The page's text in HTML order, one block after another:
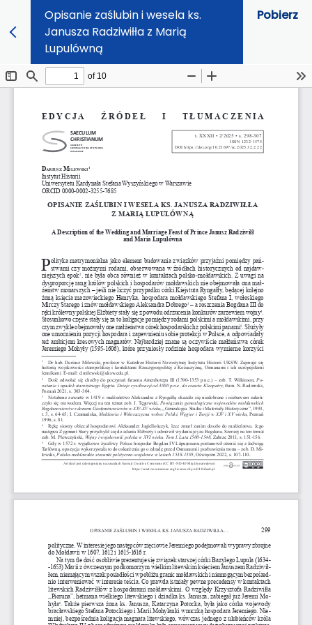
Opisanie zaślubin i wesela ks.
Janusza Radziwiłła z Marią
Lupulówną
Pobierz